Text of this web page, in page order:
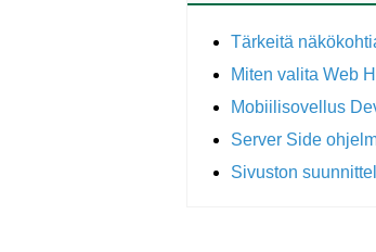
Tärkeitä
Miten valita Web
Mobiilisovellus
Server Side
Sivuston